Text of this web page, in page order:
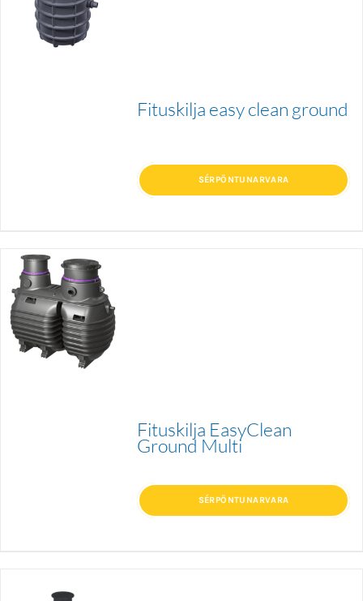
Fituskilja easy clean ground
SÉRPÖNTUNARVARA
Fituskilja EasyClean
Ground Multi
SÉRPÖNTUNARVARA